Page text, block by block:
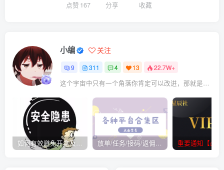
点赞 167 分享 收藏
小编 关注
9 311 4 13 22.7W+
这个宇宙中只有一个角落你肯定可以改进，那就是你自己
如何有效避免开盒及开盒流程 放单/任务/接码/返佣/平台/合集 重要通知【必